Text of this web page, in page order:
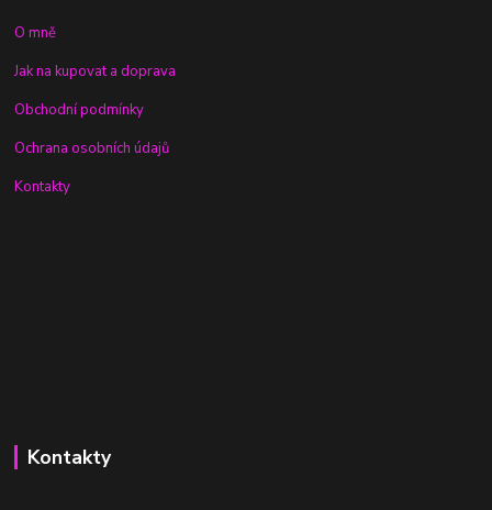
O mně
Jak na kupovat a doprava
Obchodní podmínky
Ochrana osobních údajů
Kontakty
Kontakty